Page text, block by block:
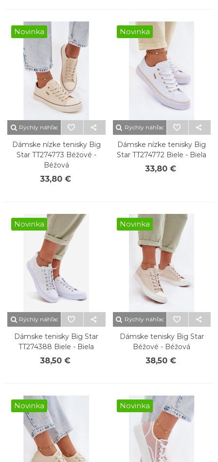
Novinka
Rýchly náhľad
Dámske nízke tenisky Big
Star TT274773 Béžové -
Béžová
33,80 €
Novinka
Rýchly náhľad
Dámske nízke tenisky Big
Star TT274772 Biele - Biela
33,80 €
Novinka
Rýchly náhľad
Dámske tenisky Big Star
TT274388 Biele - Biela
38,50 €
Novinka
Rýchly náhľad
Dámske tenisky Big Star
Béžové - Béžová
38,50 €
Novinka Novinka